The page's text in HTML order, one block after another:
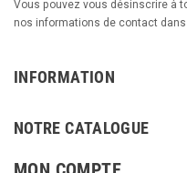
Vous pouvez vous désinscrire à
nos informations de contact
INFORMATION
NOTRE CATALOGUE